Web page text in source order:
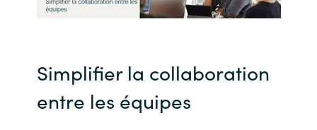
Iceland
India
Simplifier la collaboration
entre les équipes